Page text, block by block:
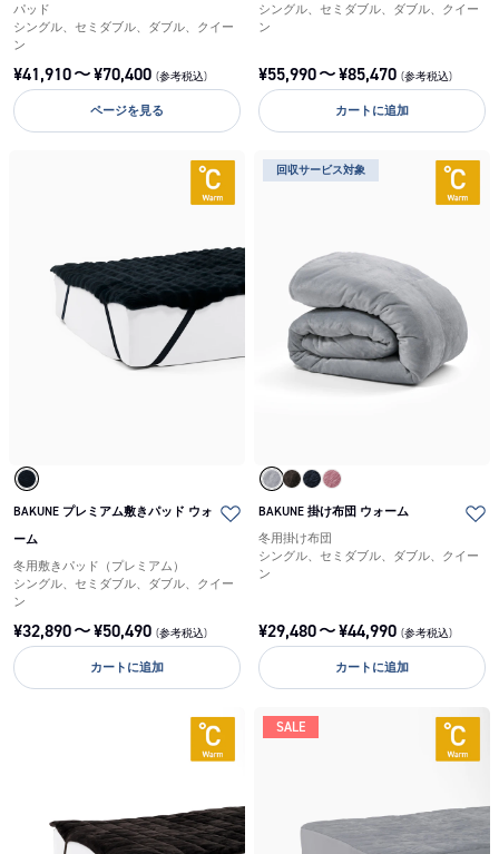
パッド
シングル、セミダブル、ダブル、クイー
ン
¥41,910〜¥70,400 (参考税込)
ページを見る
シングル、セミダブル、ダブル、クイー
ン
¥55,990〜¥85,470 (参考税込)
カートに追加
BAKUNE プレミアム敷きパッド ウォ
ーム
冬用敷きパッド（プレミアム）
シングル、セミダブル、ダブル、クイー
ン
¥32,890〜¥50,490 (参考税込)
カートに追加
回収サービス対象
BAKUNE 掛け布団 ウォーム
冬用掛け布団
シングル、セミダブル、ダブル、クイー
ン
¥29,480〜¥44,990 (参考税込)
カートに追加
SALE